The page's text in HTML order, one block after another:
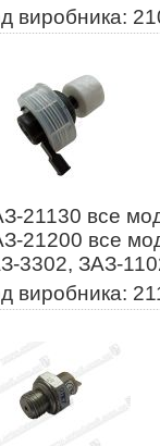
виробника:
21130 все
21200 все
3302, ЗАЗ-
виробника: